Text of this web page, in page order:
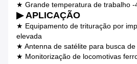
★ Grande temperatura de trabalho -
▶ APLICAÇÃO
★ Equipamento de trituração por
elevada
★ Antenna de satélite para busca de
★ Monitorização de locomotivas